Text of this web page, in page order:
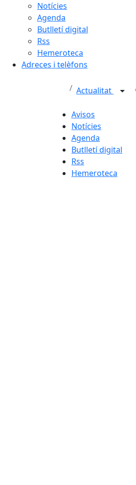
Notícies
Agenda
Butlletí digital
Rss
Hemeroteca
Adreces i telèfons
Actualitat
Avisos
Notícies
Agenda
Butlletí digital
Rss
Hemeroteca